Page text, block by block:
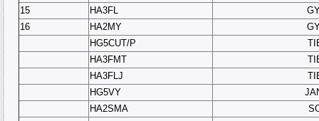
15
HA3FL
16
HA2MY
HG5CUT/P
HA3FMT
HA3FLJ
HG5VY
HA2SMA